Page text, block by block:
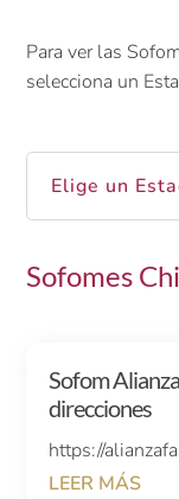
Para ver las
selecciona un
Elige un
Sofomes
Sofom
direcciones
https://
LEER MÁS